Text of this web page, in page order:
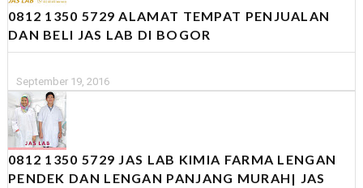
0812 1350 5729 ALAMAT TEMPAT PENJUALAN
DAN BELI JAS LAB DI BOGOR
September 19, 2016
0812 1350 5729 JAS LAB KIMIA FARMA LENGAN
PENDEK DAN LENGAN PANJANG MURAH| JAS